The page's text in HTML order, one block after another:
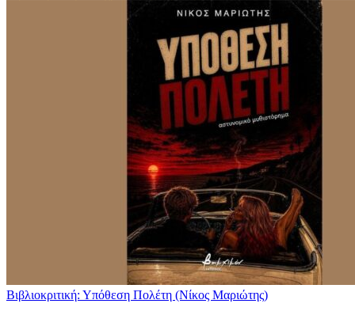
Βιβλιοκριτική: Υπόθεση Πολέτη (Νίκος Μαριώτης)